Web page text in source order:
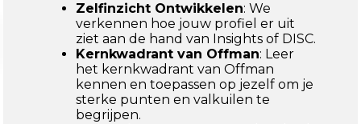
Zelfinzicht Ontwikkelen: We
verkennen hoe jouw profiel er uit
ziet aan de hand van Insights of DISC.
Kernkwadrant van Offman: Leer
het kernkwadrant van Offman
kennen en toepassen op jezelf om je
sterke punten en valkuilen te
begrijpen.